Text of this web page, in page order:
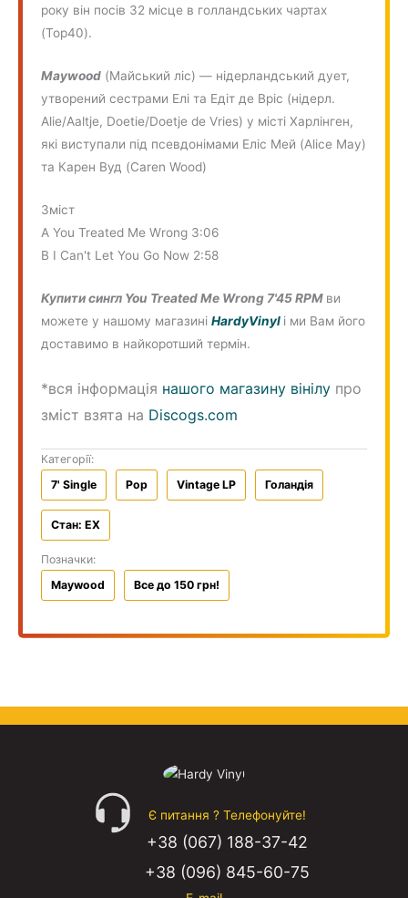
року він посів 32 місце в голландських чартах
(Top40).
Maywood (Майський ліс) — нідерландський дует,
утворений сестрами Елі та Едіт де Вріс (нідерл.
Alie/Aaltje, Doetie/Doetje de Vries) у місті Харлінген,
які виступали під псевдонімами Еліс Мей (Alice May)
та Карен Вуд (Caren Wood)
Зміст
A You Treated Me Wrong 3:06
B I Can't Let You Go Now 2:58
Купити сингл You Treated Me Wrong 7'45 RPM ви
можете у нашому магазиніHardyVinyl і ми Вам його
доставимо в найкоротший термін.
*вся інформація нашого магазину вінілу про
зміст взята на Discogs.com
Категорії:
7' Single
Pop Vintage LP Голандiя
Стан: EX
Позначки:
Maywood
Все до 150 грн!
Є питання ? Телефонуйте!
+38 (067) 188-37-42
+38 (096) 845-60-75